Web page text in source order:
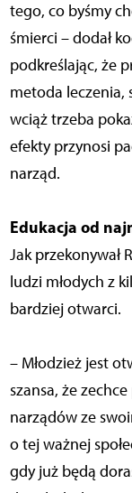
tego, co byśmy
śmierci – dodał
podkreślając, że
metoda leczenia,
wciąż trzeba
efekty przynosi
narząd.
Edukacja od
Jak przekonywał
ludzi młodych z
bardziej otwarci.
– Młodzież jest
szansa, że
narządów ze
o tej ważnej
gdy już będą